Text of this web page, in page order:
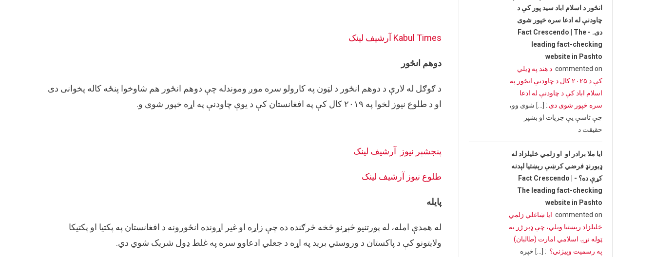
Kabul Times آرشيف لینک
دوهم انځور
د ګوګل له لارې د دوهم انځور د لټون په کارولو سره موږ وموندله چې دوهم انځور هم شاوخوا پنځه کاله پخوانی دی
او د طلوع نیوز لخوا په ۲۰۱۹ کال کې په افغانستان کې د یوې چاودنې په اړه خپور شوی و.
پنجشېر نيوز آرشيف لینک
طلوع نیوز آرشيف لینک
پایله
له همدې امله، له پورتنیو څېړنو څخه څرګنده ده چې زاړه او غیر اړونده انځورونه د افغانستان په پکتیا او پکتیکا
ولایتونو کې د پاکستان د وروستي برید په اړه د جعلي ادعاوو سره په غلط ډول شریک شوي دي.
انځور د اسلام اباد سید پور کې د
چاودنې له ادعا سره خپور شوی
دی. - Fact Crescendo | The
leading fact-checking
website in Pashto
commented on د هند په ډیلي
کې د ۲۰۲۵ کال د چاودنې انځور په
اسلام اباد کې د چاودنې له ادعا
سره خپور شوی دی. : […] شوی وو،
چې تاسې یې جزیات او بشپړ
حقیقت د
ایا ملا برادر او او زلمي خلیلزاد له
ډیورنډ فرضي کرښې رېښتیا لېدنه
کړې ده؟ - Fact Crescendo |
The leading fact-checking
website in Pashto
commented on ایا ښاغلي زلمي
خلیلزاد رېښتیا ویلي، چې ډېر ژر به
ټوله نړۍ اسلامي امارت (طالبان)
په رسمیت وپیژني؟ : […] خپره